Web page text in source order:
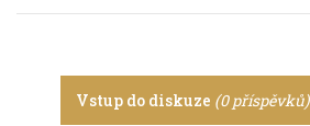
Vstup do diskuze (0 příspěvků)